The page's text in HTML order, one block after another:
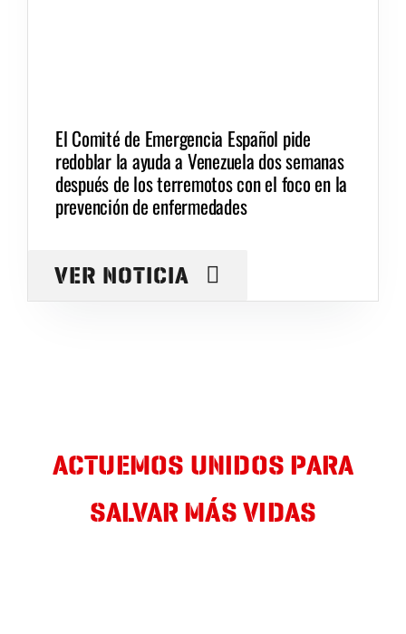
El Comité de Emergencia Español pide
redoblar la ayuda a Venezuela dos semanas
después de los terremotos con el foco en la
prevención de enfermedades
VER NOTICIA
ACTUEMOS UNIDOS PARA
SALVAR MÁS VIDAS